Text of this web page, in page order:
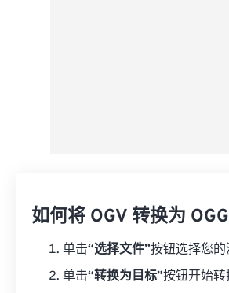
如何将 OGV 转换为 OGG
单击“选择文件”按钮选择您的
单击“转换为目标”按钮开始转